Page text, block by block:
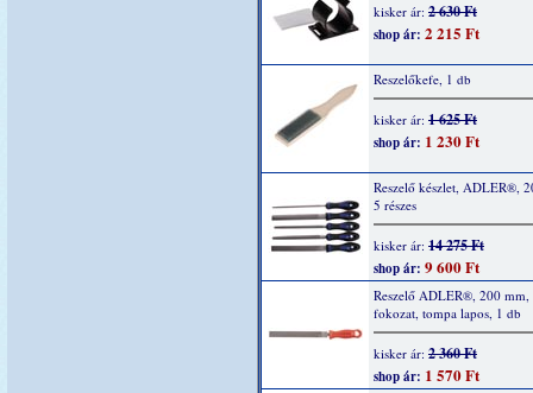
kisker ár: 2 630 Ft
shop ár: 2 215 Ft
Reszelőkefe, 1 db
kisker ár: 1 625 Ft
shop ár: 1 230 Ft
Reszelő készlet, ADLER®,
5 részes
kisker ár: 14 275 Ft
shop ár: 9 600 Ft
Reszelő ADLER®, 200 mm,
fokozat, tompa lapos, 1 db
kisker ár: 2 360 Ft
shop ár: 1 570 Ft